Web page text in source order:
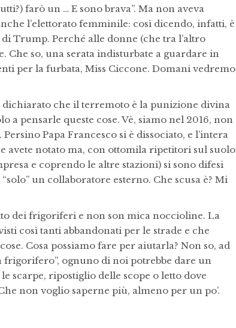
farò un … E sono brava”. Ma non aveva
l’elettorato femminile: così dicendo, infatti, è
Trump. Perché alle donne (che tra l’altro
Che so, una serata indisturbate a guardare in
per la furbata, Miss Ciccone. Domani vedremo
che il terremoto è la punizione divina
pensarle queste cose. Vè, siamo nel 2016, non
Papa Francesco si è dissociato, e l’intera
avete notato ma, con ottomila ripetitori sul suolo
e coprendo le altre stazioni) si sono difesi
un collaboratore esterno. Che scusa è? Mi
dei frigoriferi e non son mica noccioline. La
così tanti abbandonati per le strade e che
Cosa possiamo fare per aiutarla? Non so, ad
frigorifero”, ognuno di noi potrebbe dare un
scarpe, ripostiglio delle scope o letto dove
non voglio saperne più, almeno per un po’.